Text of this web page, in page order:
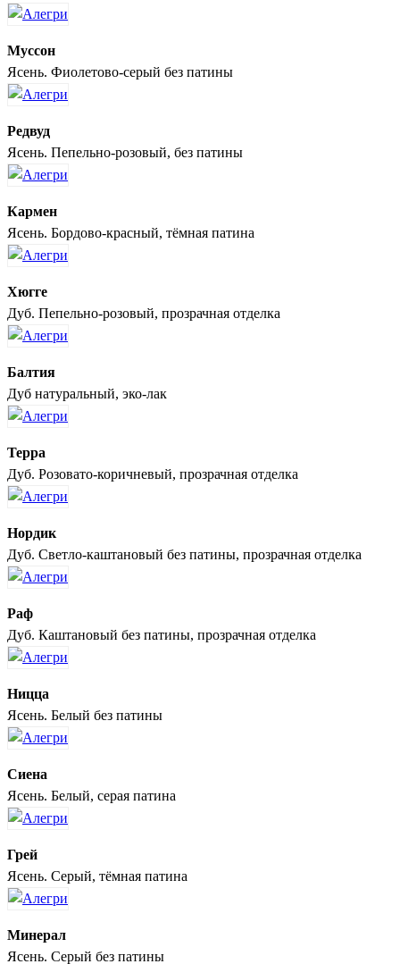
Муссон
Ясень. Фиолетово-серый без патины
Редвуд
Ясень. Пепельно-розовый, без патины
Кармен
Ясень. Бордово-красный, тёмная патина
Хюгге
Дуб. Пепельно-розовый, прозрачная отделка
Балтия
Дуб натуральный, эко-лак
Терра
Дуб. Розовато-коричневый, прозрачная отделка
Нордик
Дуб. Светло-каштановый без патины, прозрачная отделка
Раф
Дуб. Каштановый без патины, прозрачная отделка
Ницца
Ясень. Белый без патины
Сиена
Ясень. Белый, серая патина
Грей
Ясень. Серый, тёмная патина
Минерал
Ясень. Серый без патины